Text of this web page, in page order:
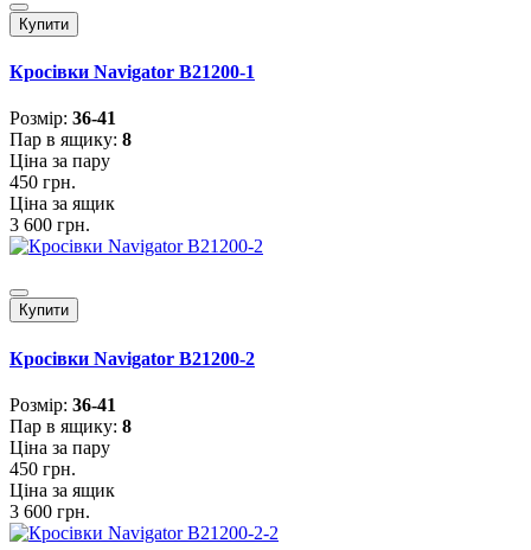
Купити
Кросівки Navigator B21200-1
Розмiр: 36-41
Пар в ящику: 8
Ціна за пару
450 грн.
Ціна за ящик
3 600 грн.
Купити
Кросівки Navigator B21200-2
Розмiр: 36-41
Пар в ящику: 8
Ціна за пару
450 грн.
Ціна за ящик
3 600 грн.